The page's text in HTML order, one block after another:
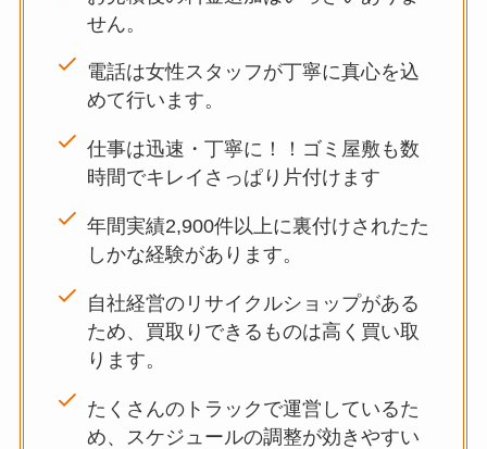
せん。
電話は女性スタッフが丁寧に真心を込
めて行います。
仕事は迅速・丁寧に！！ゴミ屋敷も数
時間でキレイさっぱり片付けます
年間実績2,900件以上に裏付けされたた
しかな経験があります。
自社経営のリサイクルショップがある
ため、買取りできるものは高く買い取
ります。
たくさんのトラックで運営しているた
め、スケジュールの調整が効きやすい